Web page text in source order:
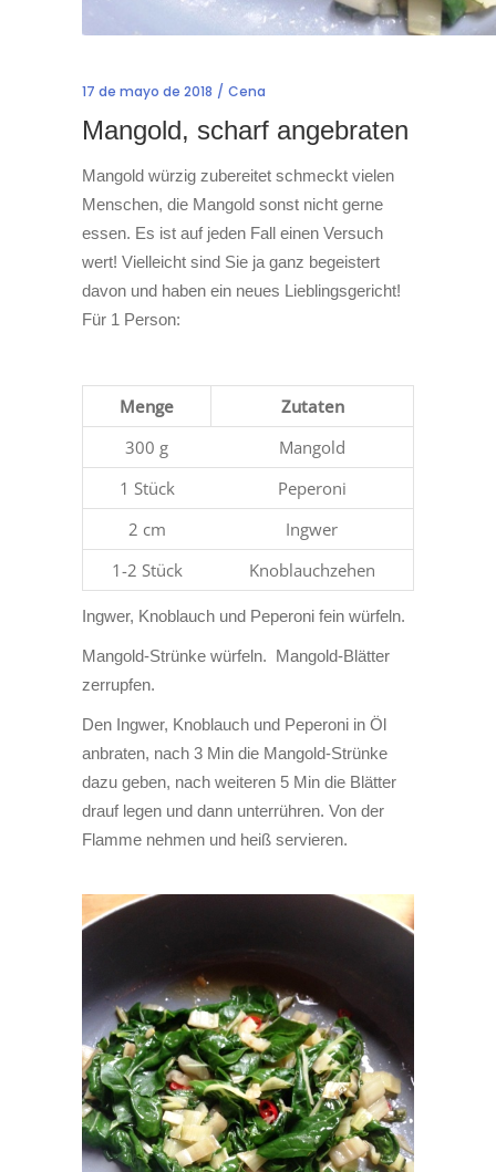
17 de mayo de 2018 Cena
Mangold, scharf angebraten
Mangold würzig zubereitet schmeckt vielen
Menschen, die Mangold sonst nicht gerne
essen. Es ist auf jeden Fall einen Versuch
wert! Vielleicht sind Sie ja ganz begeistert
davon und haben ein neues Lieblingsgericht!
Für 1 Person:
Menge
Zutaten
300 g
Mangold
1 Stück
Peperoni
2 cm
Ingwer
1-2 Stück
Knoblauchzehen
Ingwer, Knoblauch und Peperoni fein würfeln.
Mangold-Strünke würfeln. Mangold-Blätter
zerrupfen.
Den Ingwer, Knoblauch und Peperoni in Öl
anbraten, nach 3 Min die Mangold-Strünke
dazu geben, nach weiteren 5 Min die Blätter
drauf legen und dann unterrühren. Von der
Flamme nehmen und heiß servieren.